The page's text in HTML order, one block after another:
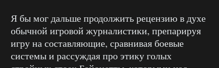
Я бы мог дальше продолжить рецензию в духе
обычной игровой журналистики, препарируя
игру на составляющие, сравнивая боевые
системы и рассуждая про этику голых